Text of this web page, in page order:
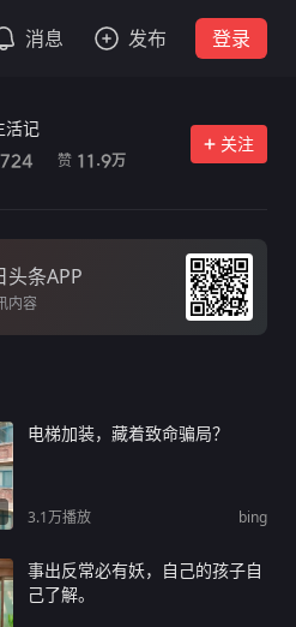
消息 发布 登录
活记
赞 11.9万
关注
头条APP
内容
电梯加装，藏着致命骗局？
3.1万播放 bing
事出反常必有妖，自己的孩子自
己了解。